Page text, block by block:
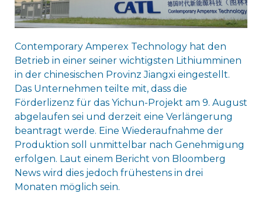
Contemporary Amperex Technology hat den
Betrieb in einer seiner wichtigsten Lithiumminen
in der chinesischen Provinz Jiangxi eingestellt.
Das Unternehmen teilte mit, dass die
Förderlizenz für das Yichun-Projekt am 9. August
abgelaufen sei und derzeit eine Verlängerung
beantragt werde. Eine Wiederaufnahme der
Produktion soll unmittelbar nach Genehmigung
erfolgen. Laut einem Bericht von Bloomberg
News wird dies jedoch frühestens in drei
Monaten möglich sein.